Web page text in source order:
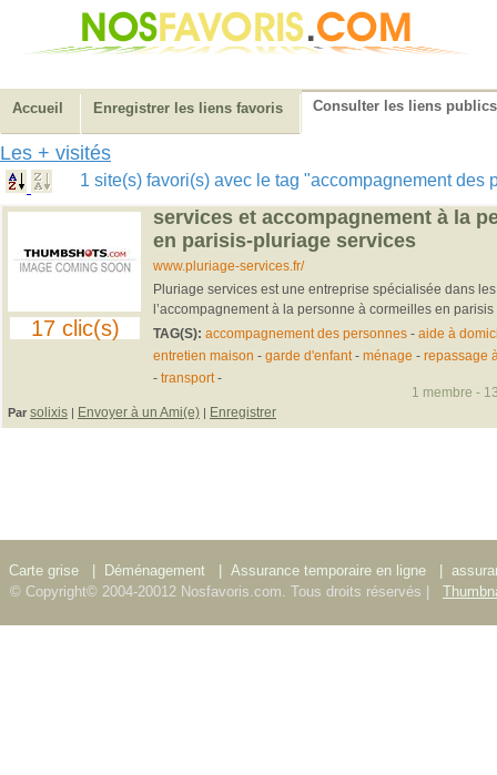
Accueil Enregistrer les liens favoris Consulter les liens publics
Les + visités
1 site(s) favori(s) avec le tag "accompagnement
17 clic(s)
services et accompagnement à la
en parisis-pluriage services
www.pluriage-services.fr/
Pluriage services est une entreprise spécialisée dans
l’accompagnement à la personne à cormeilles en parisis
TAG(S): accompagnement des personnes- aide à
entretien maison - garde d'enfant- ménage - repassage
- transport-
Par solixis | Envoyer à un Ami(e) | Enregistrer
1 membre -
Carte grise Déménagement Assurance temporaire en ligne
© Copyright© 2004-20012 Nosfavoris.com. Tous droits réservés |